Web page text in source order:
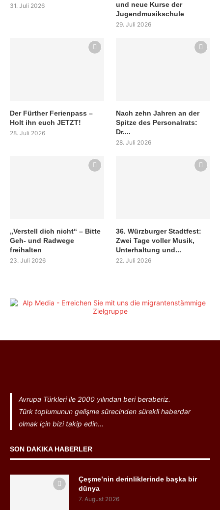
31. Juli 2026
und neue Kurse der
Jugendmusikschule
29. Juli 2026
Der Fürther Ferienpass –
Holt ihn euch JETZT!
28. Juli 2026
Nach zehn Jahren an der
Spitze des Personalrats:
Dr....
28. Juli 2026
„Verstell dich nicht“ – Bitte
Geh- und Radwege
freihalten
23. Juli 2026
36. Würzburger Stadtfest:
Zwei Tage voller Musik,
Unterhaltung und...
22. Juli 2026
Avrupa Türkleri ile 2000 yılından beri beraberiz.
Türk toplumunun gelişme sürecinden sürekli haberdar
olmak için bizi takip edin...
SON DAKIKA HABERLER
Çeşme’nin derinliklerinde başka bir
dünya
7. August 2026